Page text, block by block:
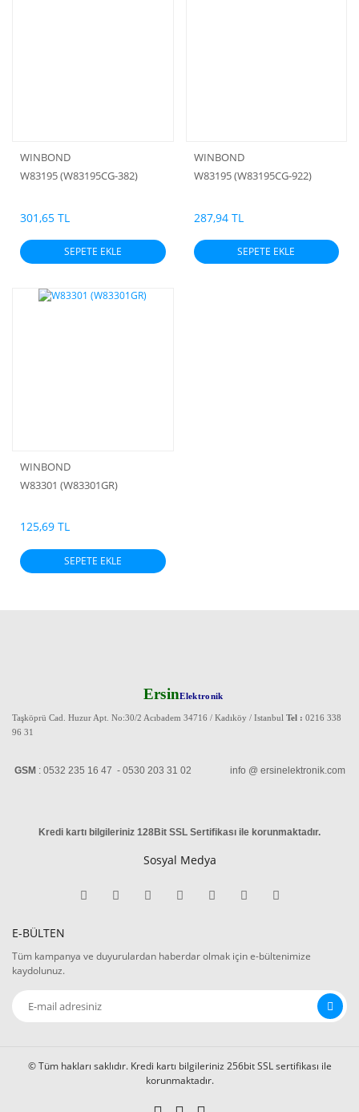
WINBOND
W83195 (W83195CG-382)
301,65 TL
SEPETE EKLE
WINBOND
W83195 (W83195CG-922)
287,94 TL
SEPETE EKLE
WINBOND
W83301 (W83301GR)
125,69 TL
SEPETE EKLE
ErsinElektronik
Taşköprü Cad. Huzur Apt. No:30/2 Acıbadem 34716 / Kadıköy / Istanbul Tel : 0216 338
96 31
GSM : 0532 235 16 47 - 0530 203 31 02 info @ ersinelektronik.com
Kredi kartı bilgileriniz 128Bit SSL Sertifikası ile korunmaktadır.
Sosyal Medya
E-BÜLTEN
Tüm kampanya ve duyurulardan haberdar olmak için e-bültenimize
kaydolunuz.
© Tüm hakları saklıdır. Kredi kartı bilgileriniz 256bit SSL sertifikası ile
korunmaktadır.